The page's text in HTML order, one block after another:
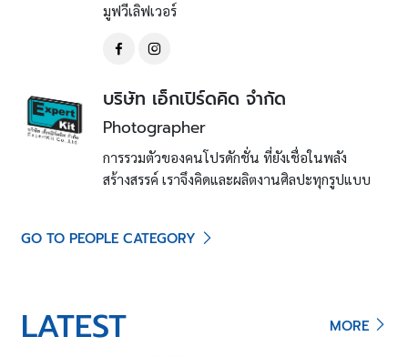
มูฟวีเลิฟเวอร์
บริษัท เอ็กเปิร์ดคิด จำกัด
Photographer
การรวมตัวของคนโปรดักชั่น ที่ยังเชื่อในพลัง
สร้างสรรค์ เราจึงคิดและผลิตงานศิลปะทุกรูปแบบ
GO TO PEOPLE CATEGORY
LATEST MORE